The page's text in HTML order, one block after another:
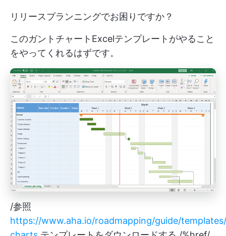
リリースプランニングでお困りですか？
このガントチャートExcelテンプレートがやること
をやってくれるはずです。
/参照
https://www.aha.io/roadmapping/guide/